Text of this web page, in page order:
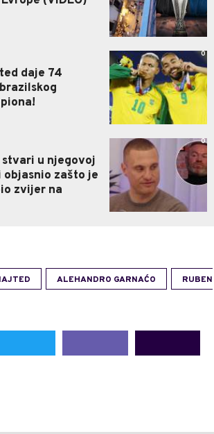
daje 74
0
u njegovoj
objasnio zašto je
zvijer na
0
ALEHANDRO GARNAĆO